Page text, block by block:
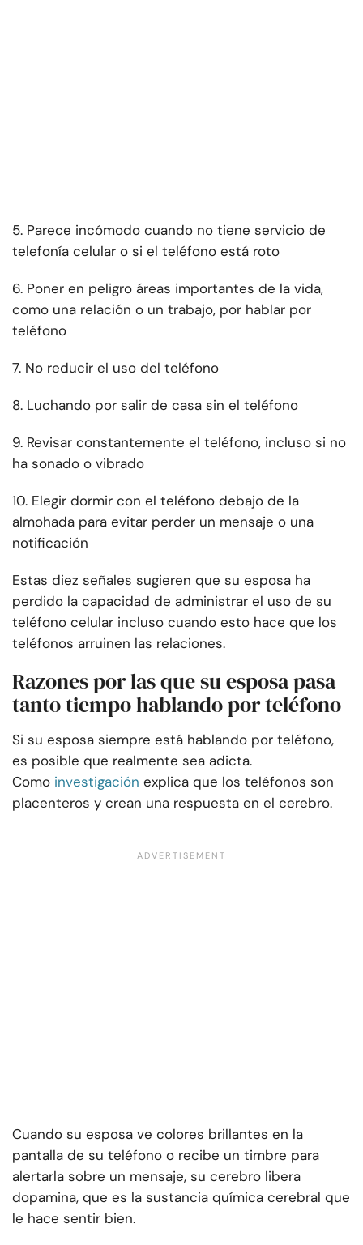
5. Parece incómodo cuando no tiene servicio de
telefonía celular o si el teléfono está roto
6. Poner en peligro áreas importantes de la vida,
como una relación o un trabajo, por hablar por
teléfono
7. No reducir el uso del teléfono
8. Luchando por salir de casa sin el teléfono
9. Revisar constantemente el teléfono, incluso si no
ha sonado o vibrado
10. Elegir dormir con el teléfono debajo de la
almohada para evitar perder un mensaje o una
notificación
Estas diez señales sugieren que su esposa ha
perdido la capacidad de administrar el uso de su
teléfono celular incluso cuando esto hace que los
teléfonos arruinen las relaciones.
Razones por las que su esposa pasa
tanto tiempo hablando por teléfono
Si su esposa siempre está hablando por teléfono,
es posible que realmente sea adicta.
Como investigación explica que los teléfonos son
placenteros y crean una respuesta en el cerebro.
Cuando su esposa ve colores brillantes en la
pantalla de su teléfono o recibe un timbre para
alertarla sobre un mensaje, su cerebro libera
dopamina, que es la sustancia química cerebral que
le hace sentir bien.